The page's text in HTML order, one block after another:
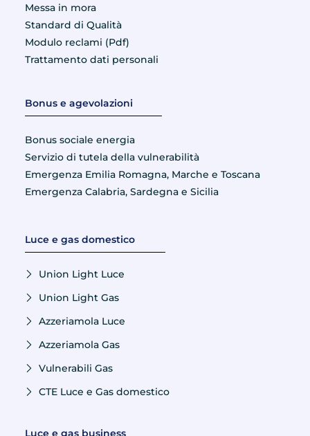
Messa in mora
Standard di Qualità
Modulo reclami (Pdf)
Trattamento dati personali
Bonus e agevolazioni
Bonus sociale energia
Servizio di tutela della vulnerabilità
Emergenza Emilia Romagna, Marche e Toscana
Emergenza Calabria, Sardegna e Sicilia
Luce e gas domestico
Union Light Luce
Union Light Gas
Azzeriamola Luce
Azzeriamola Gas
Vulnerabili Gas
CTE Luce e Gas domestico
Luce e gas business